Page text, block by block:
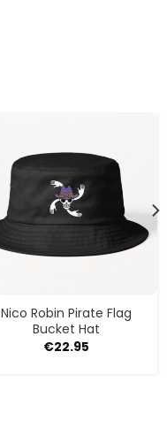
Nico Robin Pirate Flag
Bucket Hat
€22.95